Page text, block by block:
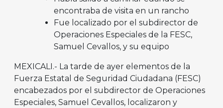
encontraba de visita en un rancho
Fue localizado por el subdirector de
Operaciones Especiales de la FESC,
Samuel Cevallos, y su equipo
MEXICALI.- La tarde de ayer elementos de la
Fuerza Estatal de Seguridad Ciudadana (FESC)
encabezados por el subdirector de Operaciones
Especiales, Samuel Cevallos, localizaron y